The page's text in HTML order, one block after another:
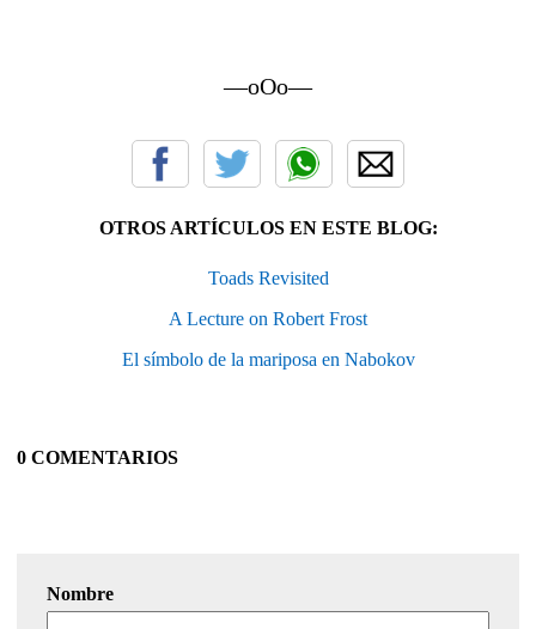
—oOo—
OTROS ARTÍCULOS EN ESTE BLOG:
Toads Revisited
A Lecture on Robert Frost
El símbolo de la mariposa en Nabokov
0 COMENTARIOS
Nombre